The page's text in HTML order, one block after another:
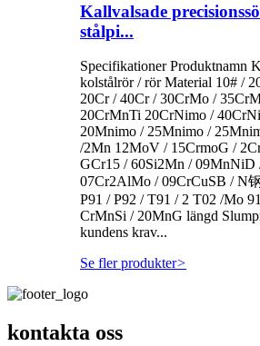
Kallvalsade
stålpi...
Specifikationer Produktnamn
kolstålrör / rör Material 10# /
20Cr / 40Cr / 30CrMo /
20CrMnTi 20CrNimo /
20Mnimo / 25Mnimo /
/2Mn 12MoV / 15CrmoG /
GCr15 / 60Si2Mn /
07Cr2AlMo / 09CrCuSB / N
P91 / P92 / T91 / 2 T02 /Mo
CrMnSi / 20MnG längd
kundens krav...
Se fler produkter>
kontakta oss